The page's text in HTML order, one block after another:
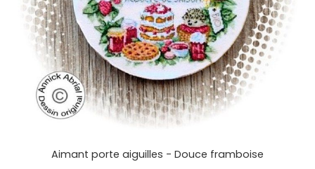
Aimant porte aiguilles - Douce framboise